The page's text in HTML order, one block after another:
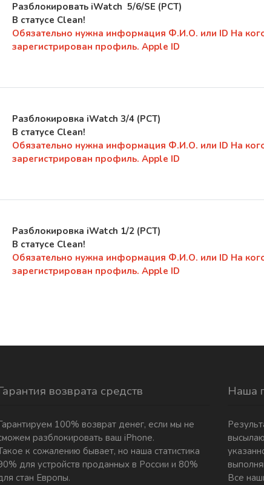
Разблокировать iWatch 5/6/SE (РСТ)
В статусе Clean!
Обязательно нужна информация Ф.И.О. или ID На
зарегистрирован профиль. Apple ID
Разблокировка iWatch 3/4 (РСТ)
В статусе Clean!
Обязательно нужна информация Ф.И.О. или ID На
зарегистрирован профиль. Apple ID
Разблокировка iWatch 1/2 (РСТ)
В статусе Clean!
Обязательно нужна информация Ф.И.О. или ID На
зарегистрирован профиль. Apple ID
возврата средств
100% возврат денег, если мы не
разблокировать ваш iPhone.
к сожалению бывает, но наша статистика
для устройств проданных в России и 80%
стан Европы.
Наша
Все